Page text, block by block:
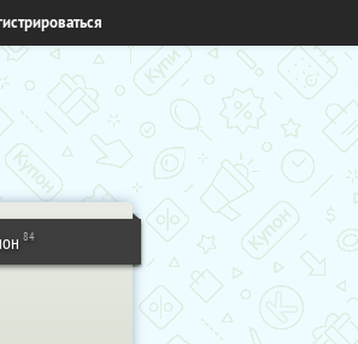
84